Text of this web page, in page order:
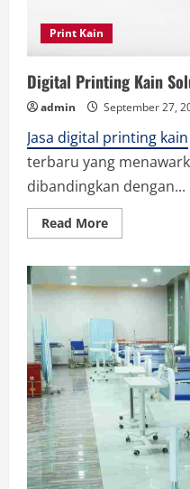
Print Kain
Digital Printing Kain
admin September 27,
Jasa digital printing kain
terbaru yang
dibandingkan dengan...
Read MoreRead
more
Printing
Kain
Solusi
Cetak
Desain
Kain